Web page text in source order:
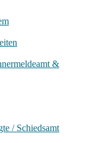
&
/ Schiedsamt